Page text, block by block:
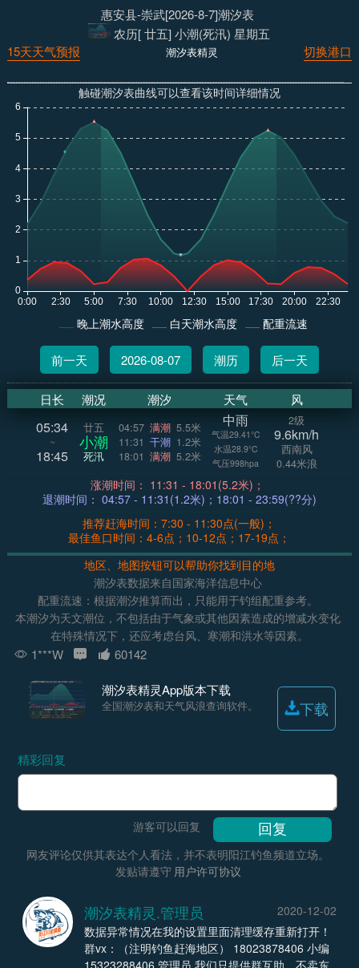
惠安县-崇武[2026-8-7]潮汐表
农历[ 廿五] 小潮(死汛) 星期五
切换港口
潮汐表精灵
15天天气预报
触碰潮汐表曲线可以查看该时间详细情况
晚上潮水高度 白天潮水高度 配重流速
前一天 2026-08-07 潮历 后一天
日长 潮况 潮汐 天气 风
05:34
~
18:45
廿五
小潮
死汛
04:57 满潮 5.5米
11:31 干潮 1.2米
18:01 满潮 5.2米
中雨
气温29.41°C
水温28.9°C
气压998hpa
2级
9.6km/h
西南风
0.44米浪
涨潮时间： 11:31 - 18:01(5.2米)；
退潮时间： 04:57 - 11:31(1.2米)；18:01 - 23:59(??分)
推荐赶海时间：7:30 - 11:30点(一般)；
最佳鱼口时间：4-6点；10-12点；17-19点；
地区、地图按钮可以帮助你找到目的地
潮汐表数据来自国家海洋信息中心
配重流速：根据潮汐推算而出，只能用于钓组配重参考。
本潮汐为天文潮位，不包括由于气象或其他因素造成的增减水变化
在特殊情况下，还应考虑台风、寒潮和洪水等因素。
1***W 60142
潮汐表精灵App版本下载
全国潮汐表和天气风浪查询软件。 下载
精彩回复
游客可以回复
网友评论仅供其表达个人看法，并不表明阳江钓鱼频道立场。
发贴请遵守 用户许可协议
潮汐表精灵.管理员
2020-12-02
数据异常情况在我的设置里面清理缓存重新打开！
群vx：（注明钓鱼赶海地区） 18023878406 小编